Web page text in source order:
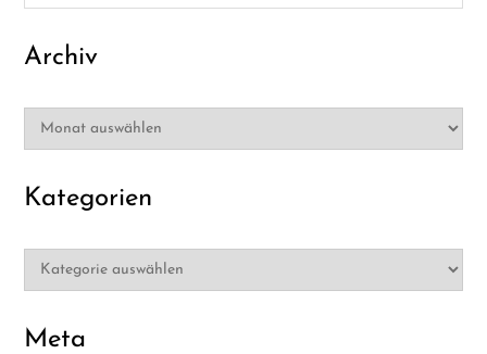
Archiv
Archiv
Kategorien
Kategorien
Meta